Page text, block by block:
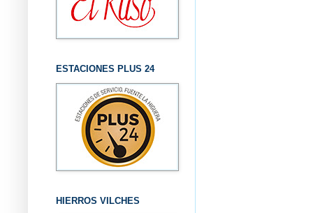
ESTACIONES PLUS 24
HIERROS VILCHES